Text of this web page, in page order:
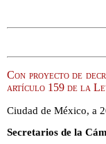
Con proyecto de
artículo 159 de la
Ciudad de México, a
Secretarios de la